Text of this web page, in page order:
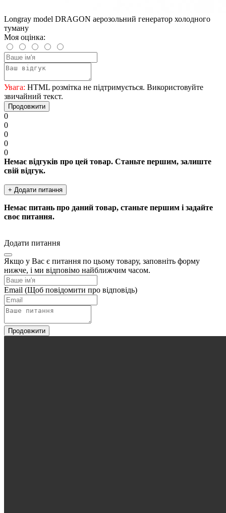
Longray model DRAGON аерозольний генератор холодного
туману
Моя оцінка:
Увага: HTML розмітка не підтримується. Використовуйте
звичайний текст.
Продовжити
0
0
0
0
0
Немає відгуків про цей товар. Станьте першим, залиште
свій відгук.
+ Додати питання
Немає питань про даний товар, станьте першим і задайте
своє питання.
Додати питання
Якщо у Вас є питання по цьому товару, заповніть форму
нижче, і ми відповімо найближчим часом.
Email (Щоб повідомити про відповідь)
Продовжити